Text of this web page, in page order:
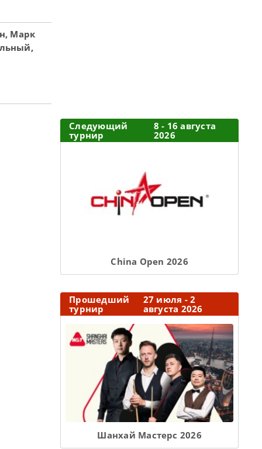
Марк
Следующий
турнир
8 - 16 августа
2026
Сhina Open 2026
Прошедший
турнир
27 июля - 2
августа 2026
Шанхай Мастерс 2026